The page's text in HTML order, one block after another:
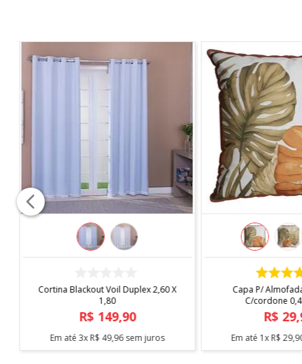
Cortina Blackout Voil Duplex 2,60 X
1,80
R$ 149,90
Em até3xR$ 49,96sem juros
Capa P/
C/cordone
R$ 29,
Em até 1xR$ 29,